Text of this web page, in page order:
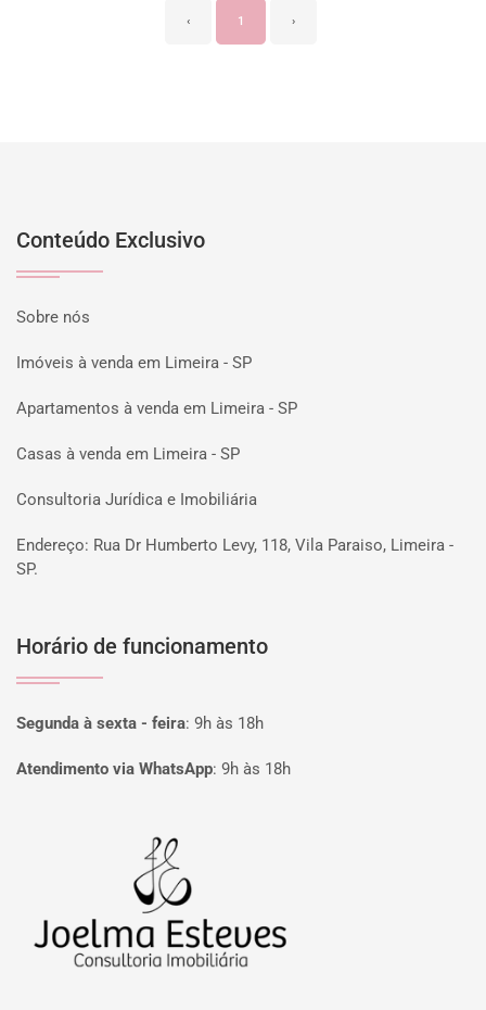
‹ 1 ›
Conteúdo Exclusivo
Sobre nós
Imóveis à venda em Limeira - SP
Apartamentos à venda em Limeira - SP
Casas à venda em Limeira - SP
Consultoria Jurídica e Imobiliária
Endereço: Rua Dr Humberto Levy, 118, Vila Paraiso, Limeira -
SP.
Horário de funcionamento
Segunda à sexta - feira: 9h às 18h
Atendimento via WhatsApp: 9h às 18h